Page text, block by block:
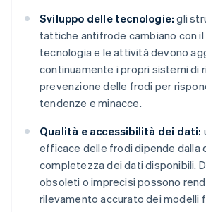
Sviluppo delle tecnologie: gli
tattiche antifrode cambiano con il
tecnologia e le attività devono
continuamente i propri sistemi di
prevenzione delle frodi per
tendenze e minacce.
Qualità e accessibilità dei dati:
efficace delle frodi dipende dalla
completezza dei dati disponibili.
obsoleti o imprecisi possono
rilevamento accurato dei modelli